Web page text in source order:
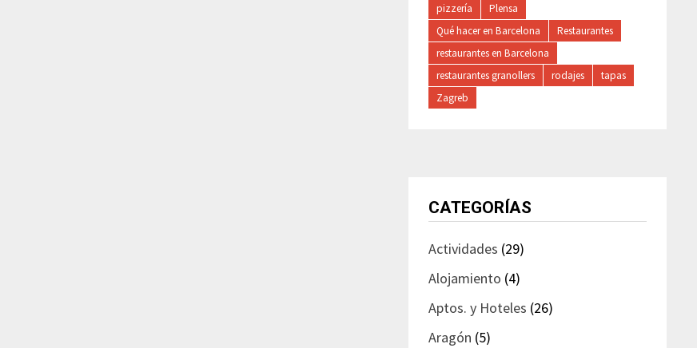
pizzería
Plensa
Qué hacer en Barcelona
Restaurantes
restaurantes en Barcelona
restaurantes granollers
rodajes
tapas
Zagreb
CATEGORÍAS
Actividades (29)
Alojamiento (4)
Aptos. y Hoteles (26)
Aragón (5)